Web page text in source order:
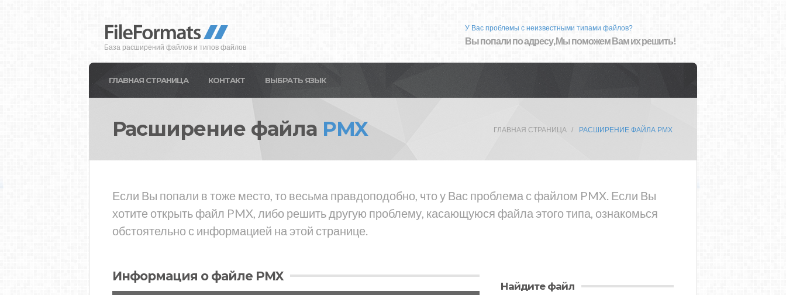
База расширений файлов и типов файлов
У Вас проблемы с неизвестными типами файлов?
Вы попали по адресу, Мы поможем Вам их решить!
ГЛАВНАЯ СТРАНИЦА КОНТАКТ ВЫБРАТЬ ЯЗЫК
Расширение файла PMX ГЛАВНАЯ СТРАНИЦА РАСШИРЕНИЕ ФАЙЛА PMX
Если Вы попали в тоже место, то весьма правдоподобно, что у Вас проблема с файлом PMX. Если Вы
хотите открыть файл PMX, либо решить другую проблему, касающуюся файла этого типа, ознакомься
обстоятельно с информацией на этой странице.
Информация о файле PMX
Найдите файл